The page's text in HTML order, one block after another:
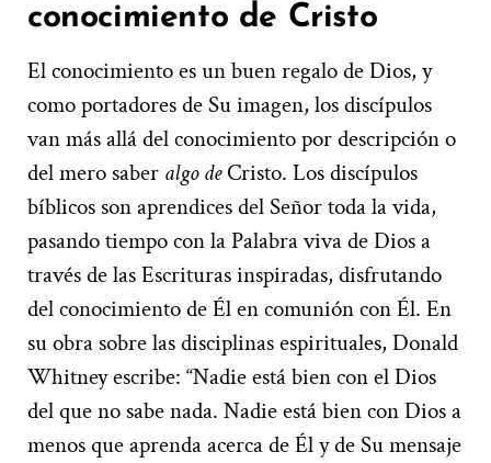
conocimiento de Cristo
El conocimiento es un buen regalo de Dios, y
como portadores de Su imagen, los discípulos
van más allá del conocimiento por descripción o
del mero saber algo deCristo. Los discípulos
bíblicos son aprendices del Señor toda la vida,
pasando tiempo con la Palabra viva de Dios a
través de las Escrituras inspiradas, disfrutando
del conocimiento de Él en comunión con Él. En
su obra sobre las disciplinas espirituales, Donald
Whitney escribe: “Nadie está bien con el Dios
del que no sabe nada. Nadie está bien con Dios a
menos que aprenda acerca de Él y de Su mensaje